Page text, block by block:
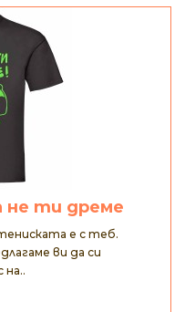
не ти дреме
е с теб.
ви да си
на..